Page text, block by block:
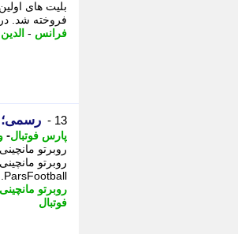
فروخته شد. در
فرانس -
13 - رسمی؛
پارس فوتبال-
روبرتو
روبرتو
ParsFootball. ...
روبرتو مانچینی
فوتبال